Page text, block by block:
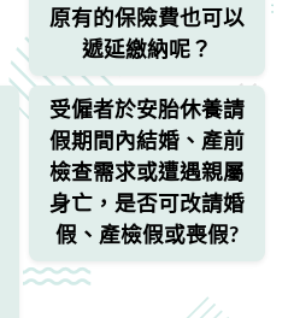
原有的保險費也可以
遞延繳納呢？
受僱者於安胎休養請
假期間內結婚、產前
檢查需求或遭遇親屬
身亡，是否可改請婚
假、產檢假或喪假?